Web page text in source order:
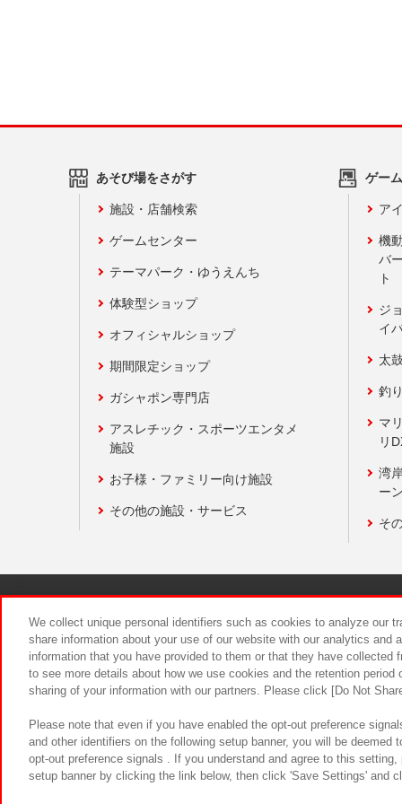
あそび場をさがす
施設・店舗検索
ゲームセンター
テーマパーク・ゆうえんち
体験型ショップ
オフィシャルショップ
期間限定ショップ
ガシャポン専門店
アスレチック・スポーツエンタメ
施設
お子様・ファミリー向け施設
その他の施設・サービス
ゲー
ア
機
バ
ト
ジ
イ
太
釣
マ
リ
湾
ー
そ
食品のご
We collect unique personal identifiers such as cookies to analyze our
share information about your use of our website with our analytics and
information that you have provided to them or that they have
to see more details about how we use cookies and the retention
sharing of your information with our partners. Please click [Do Not
Please note that even if you have enabled the opt-out preference
and other identifiers on the following setup banner, you will be
opt-out preference signals . If you understand and agree to this
setup banner by clicking the link below, then click 'Save Settings' and